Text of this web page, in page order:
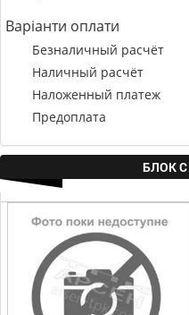
Варіанти оплати
Безналичный расчёт
Наличный расчёт
Наложенный платеж
Предоплата
БЛОК